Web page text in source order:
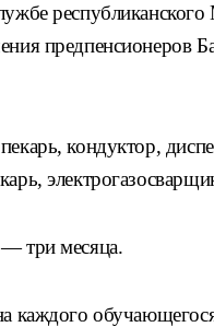
предпенсионеров
кондуктор,
три месяца.
каждого